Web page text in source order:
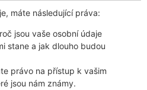
máte následující práva:
jsou vaše osobní údaje
stane a jak dlouho budou
právo na přístup k vašim
jsou nám známy.